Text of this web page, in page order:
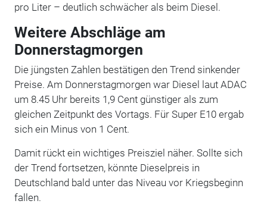
pro Liter – deutlich schwächer als beim Diesel.
Weitere Abschläge am
Donnerstagmorgen
Die jüngsten Zahlen bestätigen den Trend sinkender
Preise. Am Donnerstagmorgen war Diesel laut ADAC
um 8.45 Uhr bereits 1,9 Cent günstiger als zum
gleichen Zeitpunkt des Vortags. Für Super E10 ergab
sich ein Minus von 1 Cent.
Damit rückt ein wichtiges Preisziel näher. Sollte sich
der Trend fortsetzen, könnte Dieselpreis in
Deutschland bald unter das Niveau vor Kriegsbeginn
fallen.